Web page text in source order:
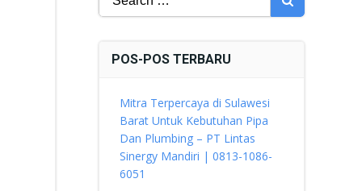
POS-POS TERBARU
Mitra Terpercaya di Sulawesi
Barat Untuk Kebutuhan Pipa
Dan Plumbing – PT Lintas
Sinergy Mandiri | 0813-1086-
6051